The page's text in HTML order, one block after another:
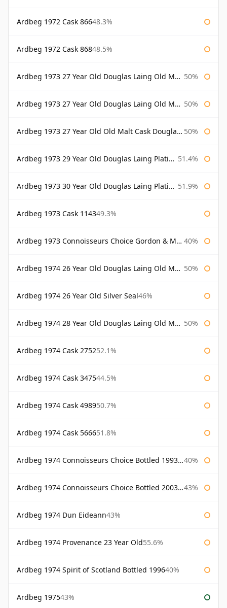
Ardbeg 1972 Cask 86648.3%
Ardbeg 1972 Cask 86848.5%
Ardbeg 1973 27 Year Old Douglas Laing Old Malt Cask 50%
Ardbeg 1973 27 Year Old Douglas Laing Old Malt Cask Bottled 2000 50%
Ardbeg 1973 27 Year Old Old Malt Cask Douglas Laing 50%
Ardbeg 1973 29 Year Old Douglas Laing Platinum Selection 51.4%
Ardbeg 1973 30 Year Old Douglas Laing Platinum Selection 51.9%
Ardbeg 1973 Cask 114349.3%
Ardbeg 1973 Connoisseurs Choice Gordon & Macphail 40%
Ardbeg 1974 26 Year Old Douglas Laing Old Malt Cask 50%
Ardbeg 1974 26 Year Old Silver Seal46%
Ardbeg 1974 28 Year Old Douglas Laing Old Malt Cask 50%
Ardbeg 1974 Cask 275252.1%
Ardbeg 1974 Cask 347544.5%
Ardbeg 1974 Cask 498950.7%
Ardbeg 1974 Cask 566651.8%
Ardbeg 1974 Connoisseurs Choice Bottled 1993 Gordon & Macphail 40%
Ardbeg 1974 Connoisseurs Choice Bottled 2003 Gordon & Macphail 43%
Ardbeg 1974 Dun Eideann43%
Ardbeg 1974 Provenance 23 Year Old55.6%
Ardbeg 1974 Spirit of Scotland Bottled 199640%
Ardbeg 197543%